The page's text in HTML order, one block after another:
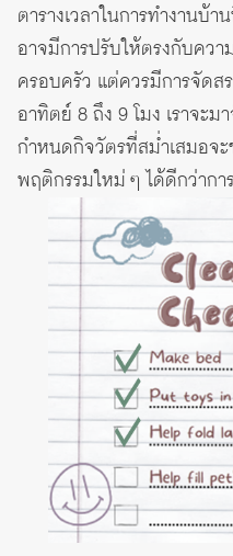
ตารางเวลาในการทำงานบ้
อาจมีการปรับให้ตรงกับควา
ครอบครัว แต่ควรมีการจัดส
อาทิตย์ 8 ถึง 9 โมง เราจะ
กำหนดกิจวัตรที่สม่ำเสมอจะ
พฤติกรรมใหม่ ๆ ได้ดีกว่าก